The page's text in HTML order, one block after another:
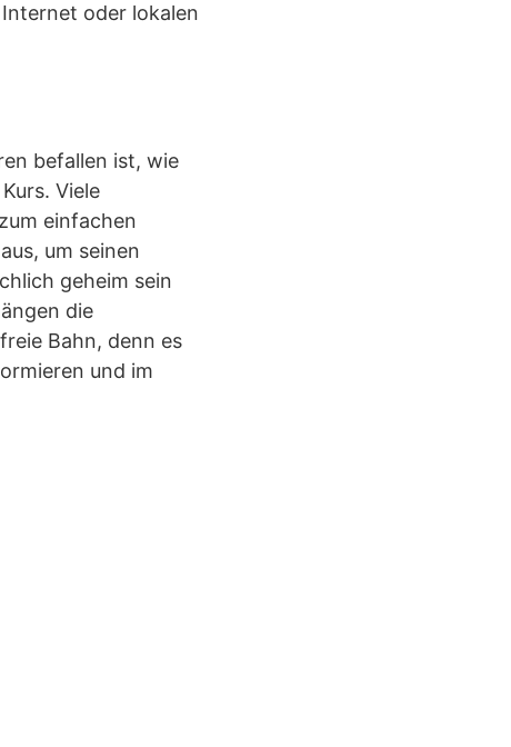
oder lokalen
befallen ist, wie
Viele
einfachen
aus, um seinen
geheim sein
die
Bahn, denn es
und im